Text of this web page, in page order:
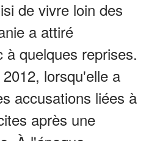
de vivre loin des
a attiré
à quelques reprises.
lorsqu'elle a
accusations liées à
après une